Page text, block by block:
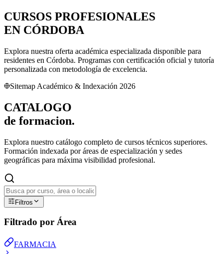
CURSOS PROFESIONALES
EN CÓRDOBA
Explora nuestra oferta académica especializada disponible para
residentes en Córdoba. Programas con certificación oficial y tutoría
personalizada con metodología de excelencia.
Sitemap Académico & Indexación 2026
CATALOGO
de formacion.
Explora nuestro catálogo completo de cursos técnicos superiores.
Formación indexada por áreas de especialización y sedes
geográficas para máxima visibilidad profesional.
Filtros
Filtrado por Área
FARMACIA